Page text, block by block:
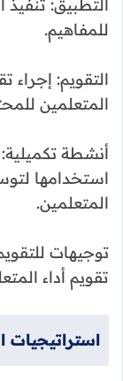
التطبيق:
للمفاهيم.
التقويم:
المتعلمين
أنشطة
استخدامها
المتعلمين.
توجيهات
تقويم أداء
استراتيجيات